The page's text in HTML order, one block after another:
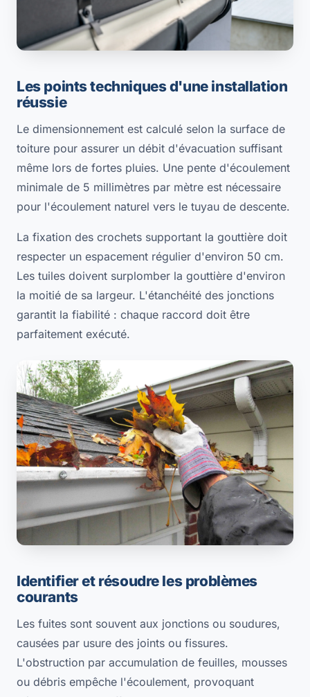
Les points techniques d'une installation
réussie
Le dimensionnement est calculé selon la surface de
toiture pour assurer un débit d'évacuation suffisant
même lors de fortes pluies. Une pente d'écoulement
minimale de 5 millimètres par mètre est nécessaire
pour l'écoulement naturel vers le tuyau de descente.
La fixation des crochets supportant la gouttière doit
respecter un espacement régulier d'environ 50 cm.
Les tuiles doivent surplomber la gouttière d'environ
la moitié de sa largeur. L'étanchéité des jonctions
garantit la fiabilité : chaque raccord doit être
parfaitement exécuté.
Identifier et résoudre les problèmes
courants
Les fuites sont souvent aux jonctions ou soudures,
causées par usure des joints ou fissures.
L'obstruction par accumulation de feuilles, mousses
ou débris empêche l'écoulement, provoquant